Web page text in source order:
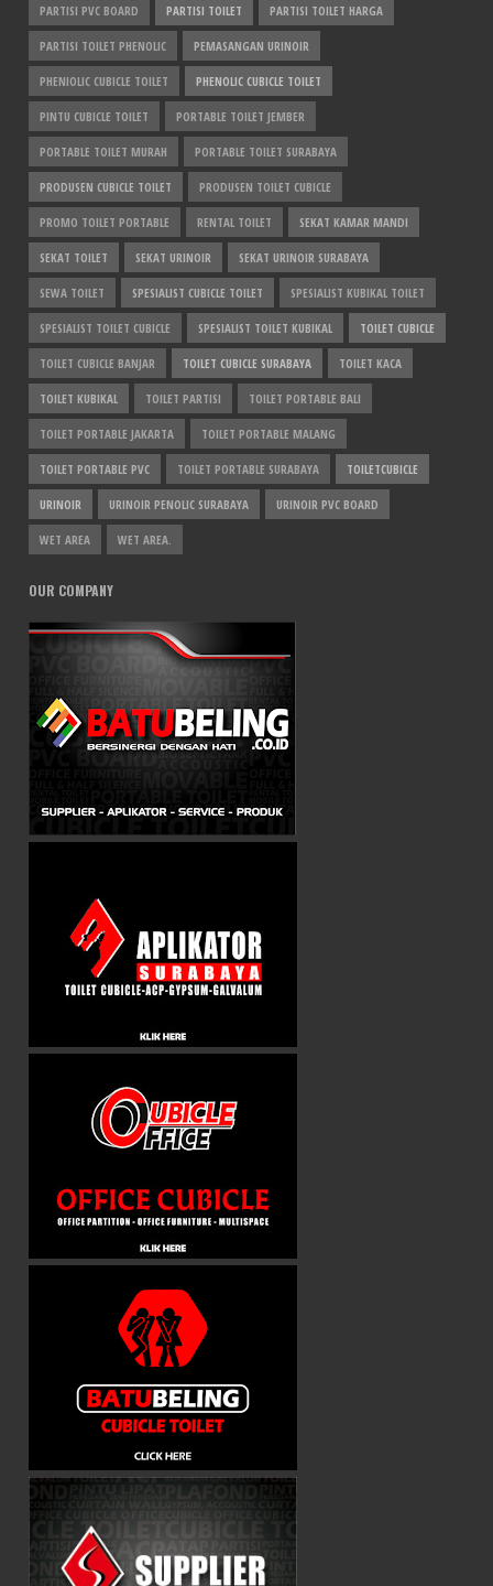
PARTISI PVC BOARD PARTISI TOILET PARTISI TOILET HARGA
PARTISI TOILET PHENOLIC PEMASANGAN URINOIR
PHENIOLIC CUBICLE TOILET PHENOLIC CUBICLE TOILET
PINTU CUBICLE TOILET PORTABLE TOILET JEMBER
PORTABLE TOILET MURAH PORTABLE TOILET SURABAYA
PRODUSEN CUBICLE TOILET PRODUSEN TOILET CUBICLE
PROMO TOILET PORTABLE RENTAL TOILET SEKAT KAMAR MANDI
SEKAT TOILET SEKAT URINOIR SEKAT URINOIR SURABAYA
SEWA TOILET SPESIALIST CUBICLE TOILET SPESIALIST KUBIKAL TOILET
SPESIALIST TOILET CUBICLE SPESIALIST TOILET KUBIKAL TOILET CUBICLE
TOILET CUBICLE BANJAR TOILET CUBICLE SURABAYA TOILET KACA
TOILET KUBIKAL TOILET PARTISI TOILET PORTABLE BALI
TOILET PORTABLE JAKARTA TOILET PORTABLE MALANG
TOILET PORTABLE PVC TOILET PORTABLE SURABAYA TOILETCUBICLE
URINOIR URINOIR PENOLIC SURABAYA URINOIR PVC BOARD
WET AREA WET AREA.
OUR COMPANY